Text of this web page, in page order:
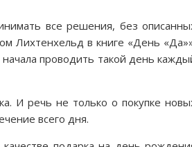
все решения, без
Лихтенхельд в книге «День
проводить такой день
И речь не только о покупке
всего дня.